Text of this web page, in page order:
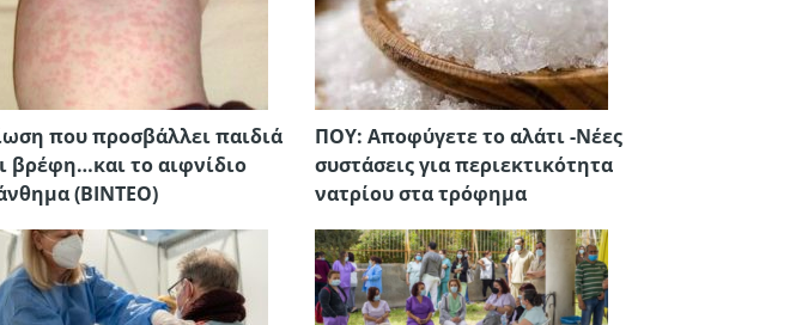
που προσβάλλει παιδιά
βρέφη…και το αιφνίδιο
(ΒΙΝΤΕΟ)
ΠΟΥ: Αποφύγετε το αλάτι -Νέες
συστάσεις για περιεκτικότητα
νατρίου στα τρόφημα